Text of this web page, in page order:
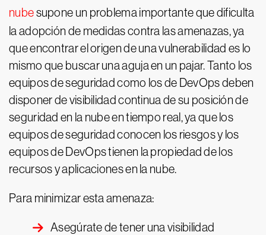
nubesupone un problema importante que dificulta
la adopción de medidas contra las amenazas, ya
que encontrar el origen de una vulnerabilidad es lo
mismo que buscar una aguja en un pajar. Tanto los
equipos de seguridad como los de DevOps deben
disponer de visibilidad continua de su posición de
seguridad en la nube en tiempo real, ya que los
equipos de seguridad conocen los riesgos y los
equipos de DevOps tienen la propiedad de los
recursos y aplicaciones en la nube.
Para minimizar esta amenaza:
Asegúrate de tener una visibilidad